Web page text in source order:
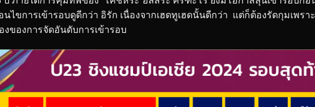
อนไขการเข้ารอบดูดีกว่า อิรัก เนื่องจากเฮดทูเฮดนั้นดีกว่า แต่ก็ต้องรัดกุมเพรา
องของการจัดอันดับการเข้ารอบ